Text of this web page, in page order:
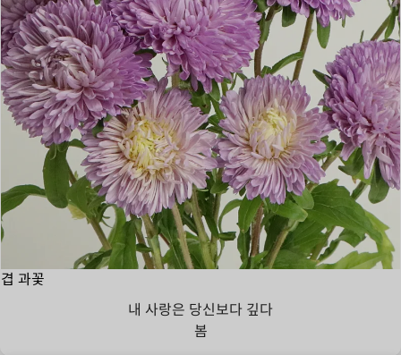
겹 과꽃
내 사랑은 당신보다 깊다
봄